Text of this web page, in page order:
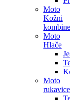
Moto
Kožni
Moto
Hlače
Moto
rukavice